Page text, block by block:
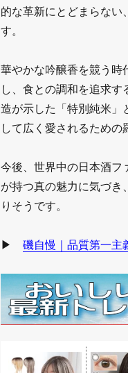
的な革新にとどまらない
す。
華やかな吟醸香を競う時
し、食との調和を追求
造が示した「特別純米」
して広く愛されるための
今後、世界中の日本酒フ
が持つ真の魅力に気づき
りそうです。
▶ 磯自慢｜品質第一主